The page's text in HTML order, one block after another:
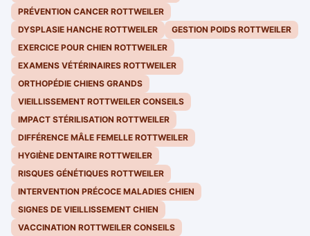
PRÉVENTION CANCER ROTTWEILER
DYSPLASIE HANCHE ROTTWEILER
GESTION POIDS ROTTWEILER
EXERCICE POUR CHIEN ROTTWEILER
EXAMENS VÉTÉRINAIRES ROTTWEILER
ORTHOPÉDIE CHIENS GRANDS
VIEILLISSEMENT ROTTWEILER CONSEILS
IMPACT STÉRILISATION ROTTWEILER
DIFFÉRENCE MÂLE FEMELLE ROTTWEILER
HYGIÈNE DENTAIRE ROTTWEILER
RISQUES GÉNÉTIQUES ROTTWEILER
INTERVENTION PRÉCOCE MALADIES CHIEN
SIGNES DE VIEILLISSEMENT CHIEN
VACCINATION ROTTWEILER CONSEILS